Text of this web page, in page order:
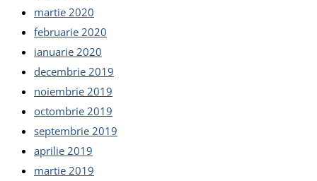
martie 2020
februarie 2020
ianuarie 2020
decembrie 2019
noiembrie 2019
octombrie 2019
septembrie 2019
aprilie 2019
martie 2019